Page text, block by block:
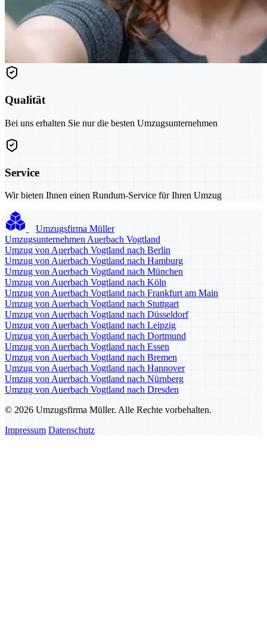
Qualität
Bei uns erhalten Sie nur die besten Umzugsunternehmen
Service
Wir bieten Ihnen einen Rundum-Service für Ihren Umzug
Umzugsfirma Müller
Umzugsunternehmen Auerbach Vogtland
Umzug von Auerbach Vogtland nach Berlin
Umzug von Auerbach Vogtland nach Hamburg
Umzug von Auerbach Vogtland nach München
Umzug von Auerbach Vogtland nach Köln
Umzug von Auerbach Vogtland nach Frankfurt am Main
Umzug von Auerbach Vogtland nach Stuttgart
Umzug von Auerbach Vogtland nach Düsseldorf
Umzug von Auerbach Vogtland nach Leipzig
Umzug von Auerbach Vogtland nach Dortmund
Umzug von Auerbach Vogtland nach Essen
Umzug von Auerbach Vogtland nach Bremen
Umzug von Auerbach Vogtland nach Hannover
Umzug von Auerbach Vogtland nach Nürnberg
Umzug von Auerbach Vogtland nach Dresden
© 2026 Umzugsfirma Müller. Alle Rechte vorbehalten.
Impressum Datenschutz